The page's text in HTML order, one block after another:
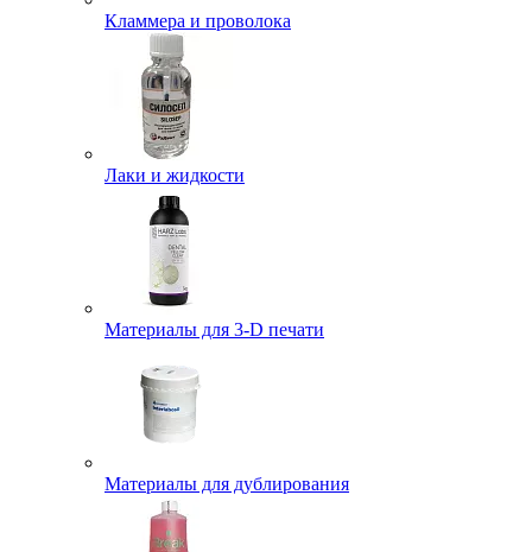
Кламмера и проволока
Лаки и жидкости
Материалы для 3-D печати
Материалы для дублирования